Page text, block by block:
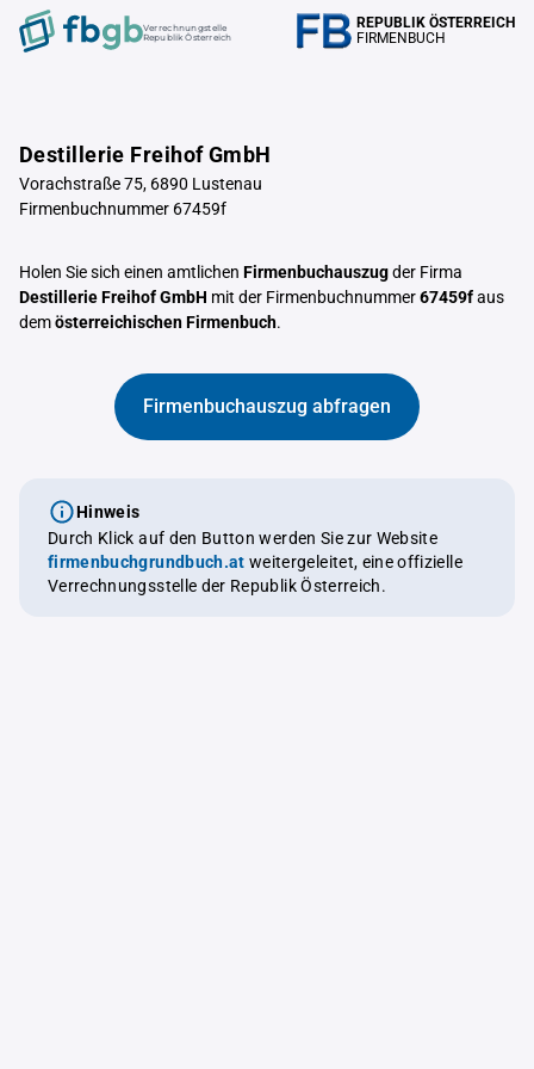
Verrechnungstelle
Republik Österreich
REPUBLIK ÖSTERREICH
FIRMENBUCH
Destillerie Freihof GmbH
Vorachstraße 75, 6890 Lustenau
Firmenbuchnummer 67459f
Holen Sie sich einen amtlichen Firmenbuchauszugder Firma
Destillerie Freihof GmbH mit der Firmenbuchnummer67459faus
demösterreichischen Firmenbuch.
Firmenbuchauszug abfragen
Hinweis
Durch Klick auf den Button werden Sie zur Website
firmenbuchgrundbuch.at weitergeleitet, eine offizielle
Verrechnungsstelle der Republik Österreich.